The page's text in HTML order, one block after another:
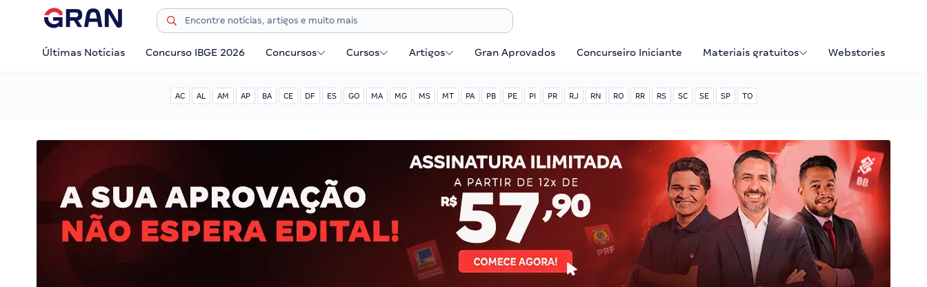
Últimas Notícias Concurso IBGE 2026 Concursos Cursos Artigos Gran Aprovados Concurseiro Iniciante Materiais gratuitos Webstories
AC AL AM AP BA CE DF ES GO MA MG MS MT PA PB PE PI PR RJ RN RO RR RS SC SE SP TO